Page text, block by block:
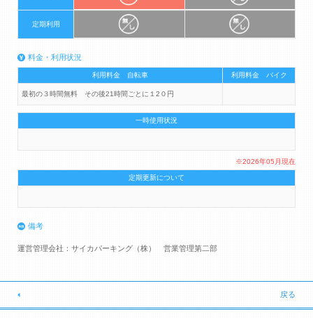
定期利用
料金・利用状況
利用料金 自転車 利用料金 バイク
最初の３時間無料 その後21時間ごとに１2０円
一時使用状況
※2026年05月現在
定期更新について
備考
運営管理会社：サイカパーキング（株） 営業管理第二部
戻る